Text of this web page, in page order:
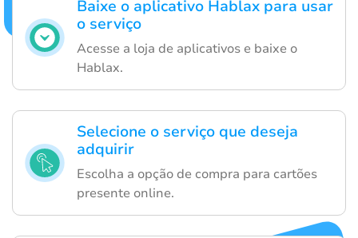
Baixe o aplicativo Hablax para usar
o serviço
Acesse a loja de aplicativos e baixe o
Hablax.
Selecione o serviço que deseja
adquirir
Escolha a opção de compra para cartões
presente online.